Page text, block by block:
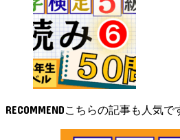
RECOMMEND